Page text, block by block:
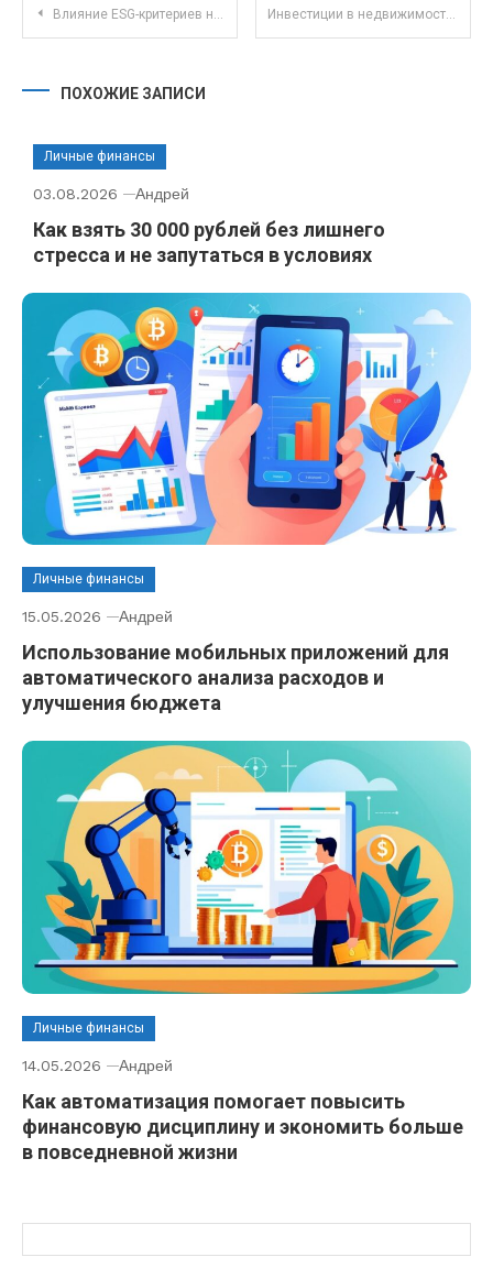
Навигация по записям
Влияние ESG-критериев на суточную доходность облигаций с учетом изменчивости рынка Инвестиции в недвижимость на вторичном рынке: плюсы и риски в текущих условиях рынка
ПОХОЖИЕ ЗАПИСИ
Личные финансы
03.08.2026 Андрей
Как взять 30 000 рублей без лишнего
стресса и не запутаться в условиях
Личные финансы
15.05.2026 Андрей
Использование мобильных приложений для
автоматического анализа расходов и
улучшения бюджета
Личные финансы
14.05.2026 Андрей
Как автоматизация помогает повысить
финансовую дисциплину и экономить больше
в повседневной жизни